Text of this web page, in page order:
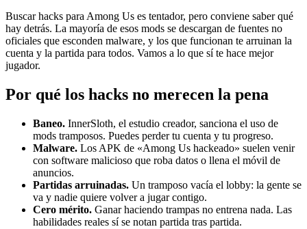
Buscar hacks para Among Us es tentador, pero conviene saber qué
hay detrás. La mayoría de esos mods se descargan de fuentes no
oficiales que esconden malware, y los que funcionan te arruinan la
cuenta y la partida para todos. Vamos a lo que sí te hace mejor
jugador.
Por qué los hacks no merecen la pena
Baneo. InnerSloth, el estudio creador, sanciona el uso de
mods tramposos. Puedes perder tu cuenta y tu progreso.
Malware. Los APK de «Among Us hackeado» suelen venir
con software malicioso que roba datos o llena el móvil de
anuncios.
Partidas arruinadas. Un tramposo vacía el lobby: la gente se
va y nadie quiere volver a jugar contigo.
Cero mérito. Ganar haciendo trampas no entrena nada. Las
habilidades reales sí se notan partida tras partida.